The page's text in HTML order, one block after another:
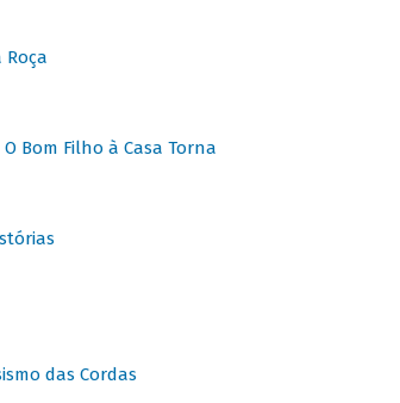
Roça
O Bom Filho à Casa Torna
das Cordas